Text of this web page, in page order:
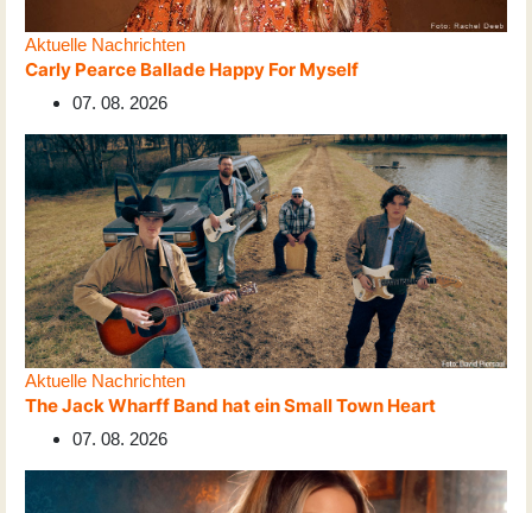
Aktuelle Nachrichten
Carly Pearce Ballade Happy For Myself
07. 08. 2026
Aktuelle Nachrichten
The Jack Wharff Band hat ein Small Town Heart
07. 08. 2026